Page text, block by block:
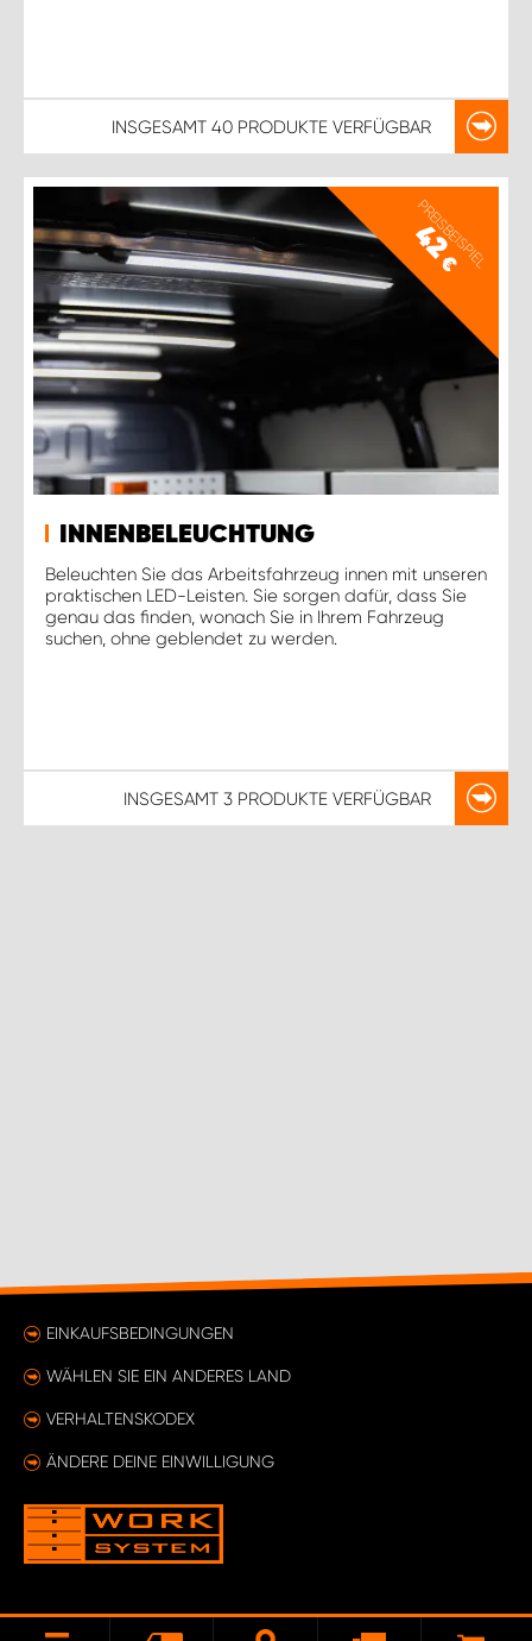
INSGESAMT 40 PRODUKTE VERFÜGBAR
PREISBEISPIEL
42
€
INNENBELEUCHTUNG
Beleuchten Sie das Arbeitsfahrzeug innen mit unseren
praktischen LED-Leisten. Sie sorgen dafür, dass Sie
genau das finden, wonach Sie in Ihrem Fahrzeug
suchen, ohne geblendet zu werden.
INSGESAMT 3 PRODUKTE VERFÜGBAR
EINKAUFSBEDINGUNGEN
WÄHLEN SIE EIN ANDERES LAND
VERHALTENSKODEX
ÄNDERE DEINE EINWILLIGUNG